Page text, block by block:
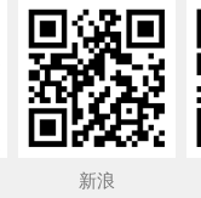
新浪